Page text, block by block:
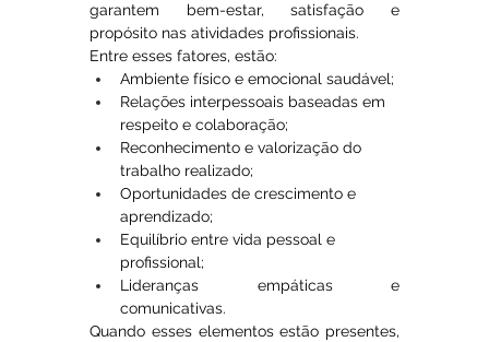
garantem bem-estar, satisfação e
propósito nas atividades profissionais.
Entre esses fatores, estão:
Ambiente físico e emocional saudável;
Relações interpessoais baseadas em
respeito e colaboração;
Reconhecimento e valorização do
trabalho realizado;
Oportunidades de crescimento e
aprendizado;
Equilíbrio entre vida pessoal e
profissional;
Lideranças empáticas e
comunicativas.
Quando esses elementos estão presentes,